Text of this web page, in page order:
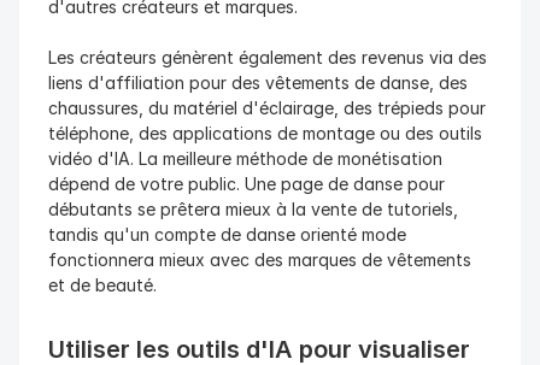
d'autres créateurs et marques.
Les créateurs génèrent également des revenus via des
liens d'affiliation pour des vêtements de danse, des
chaussures, du matériel d'éclairage, des trépieds pour
téléphone, des applications de montage ou des outils
vidéo d'IA. La meilleure méthode de monétisation
dépend de votre public. Une page de danse pour
débutants se prêtera mieux à la vente de tutoriels,
tandis qu'un compte de danse orienté mode
fonctionnera mieux avec des marques de vêtements
et de beauté.
Utiliser les outils d'IA pour visualiser